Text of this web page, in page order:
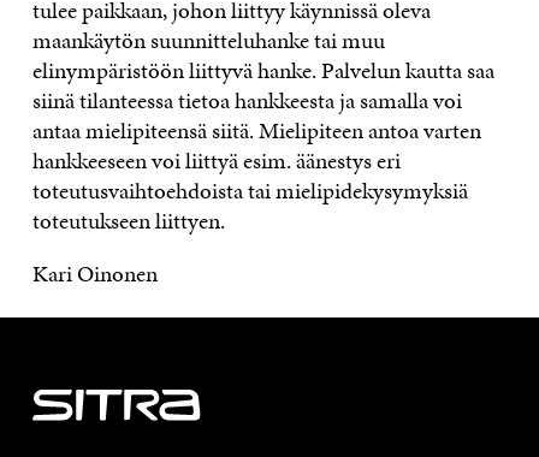
tulee paikkaan, johon liittyy käynnissä oleva
maankäytön suunnitteluhanke tai muu
elinympäristöön liittyvä hanke. Palvelun kautta saa
siinä tilanteessa tietoa hankkeesta ja samalla voi
antaa mielipiteensä siitä. Mielipiteen antoa varten
hankkeeseen voi liittyä esim. äänestys eri
toteutusvaihtoehdoista tai mielipidekysymyksiä
toteutukseen liittyen.
Kari Oinonen